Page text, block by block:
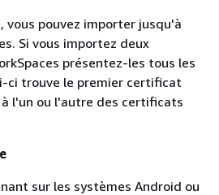
vous pouvez importer jusqu'à
Si vous importez deux
présentez-les tous les
ci trouve le premier certificat
l'un ou l'autre des certificats
sur les systèmes Android ou